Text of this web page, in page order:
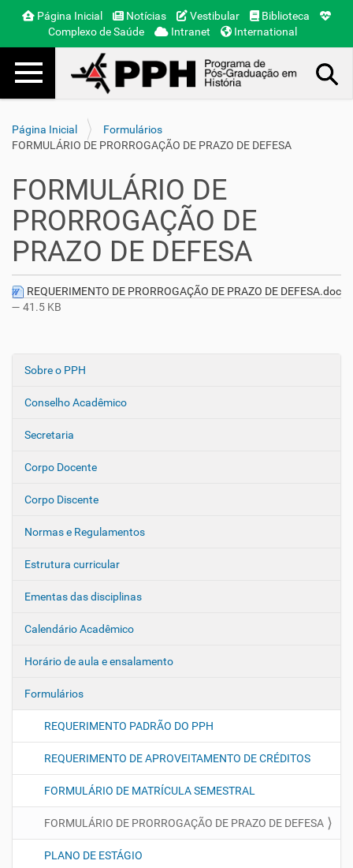
Página Inicial Notícias Vestibular
Biblioteca
Complexo de Saúde
Intranet International
Toggle navigation
Página Inicial
Formulários
FORMULÁRIO DE PRORROGAÇÃO DE PRAZO DE DEFESA
N
e
a
ç
o
Sobre o PPH
Conselho Acadêmico
Secretaria
Corpo Docente
Corpo Discente
Normas e Regulamentos
Estrutura curricular
Ementas das disciplinas
Calendário Acadêmico
Horário de aula e ensalamento
Formulários
REQUERIMENTO PADRÃO DO PPH
REQUERIMENTO DE APROVEITAMENTO DE CRÉDITOS
FORMULÁRIO DE MATRÍCULA SEMESTRAL
FORMULÁRIO DE PRORROGAÇÃO DE PRAZO DE DEFESA
PLANO DE ESTÁGIO
FORMULÁRIO DE
PRORROGAÇÃO DE
PRAZO DE DEFESA
REQUERIMENTO DE PRORROGAÇÃO DE PRAZO DE DEFESA.doc
— 41.5 KB